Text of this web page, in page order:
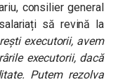
consilier general
să revină la
executorii, avem
executorii, dacă
Putem rezolva